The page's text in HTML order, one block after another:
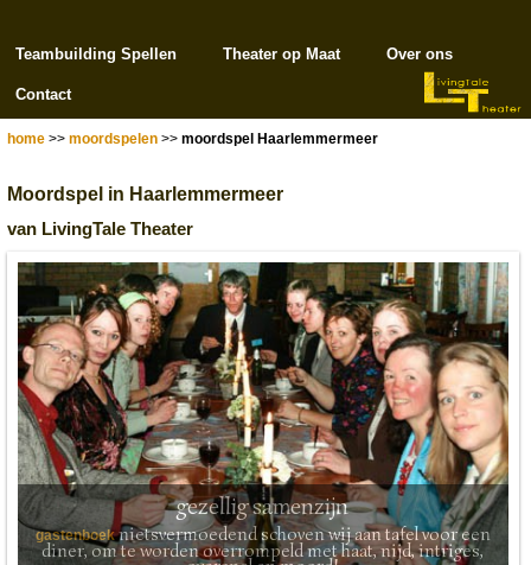
Teambuilding Spellen Theater op Maat Over ons
Contact
home >> moordspelen >> moordspel Haarlemmermeer
Moordspel in Haarlemmermeer
van LivingTale Theater
gezellig samenzijn
gastenboeknietsvermoedend schoven wij aan tafel voor een
diner, om te worden overrompeld met haat, nijd, intriges,